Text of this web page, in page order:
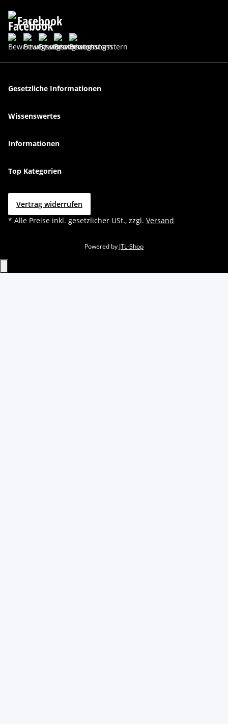
Facebook
Gesetzliche Informationen
Wissenswertes
Informationen
Top Kategorien
Vertrag widerrufen
* Alle Preise inkl. gesetzlicher USt., zzgl. Versand
Powered by JTL-Shop